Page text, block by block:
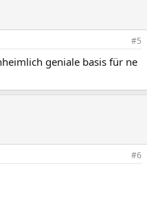
#5
geniale basis für ne
#6